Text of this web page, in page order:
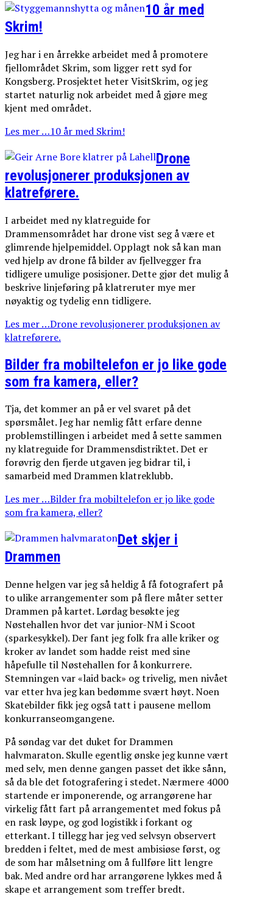
10 år med
Skrim!
Jeg har i en årrekke arbeidet med å promotere
fjellområdet Skrim, som ligger rett syd for
Kongsberg. Prosjektet heter VisitSkrim, og jeg
startet naturlig nok arbeidet med å gjøre meg
kjent med området.
Les mer …10 år med Skrim!
Drone
revolusjonerer produksjonen av
klatreførere.
I arbeidet med ny klatreguide for
Drammensområdet har drone vist seg å være et
glimrende hjelpemiddel. Opplagt nok så kan man
ved hjelp av drone få bilder av fjellvegger fra
tidligere umulige posisjoner. Dette gjør det mulig å
beskrive linjeføring på klatreruter mye mer
nøyaktig og tydelig enn tidligere.
Les mer …Drone revolusjonerer produksjonen av
klatreførere.
Bilder fra mobiltelefon er jo like gode
som fra kamera, eller?
Tja, det kommer an på er vel svaret på det
spørsmålet. Jeg har nemlig fått erfare denne
problemstillingen i arbeidet med å sette sammen
ny klatreguide for Drammensdistriktet. Det er
forøvrig den fjerde utgaven jeg bidrar til, i
samarbeid med Drammen klatreklubb.
Les mer …Bilder fra mobiltelefon er jo like gode
som fra kamera, eller?
Det skjer i
Drammen
Denne helgen var jeg så heldig å få fotografert på
to ulike arrangementer som på flere måter setter
Drammen på kartet. Lørdag besøkte jeg
Nøstehallen hvor det var junior-NM i Scoot
(sparkesykkel). Der fant jeg folk fra alle kriker og
kroker av landet som hadde reist med sine
håpefulle til Nøstehallen for å konkurrere.
Stemningen var «laid back» og trivelig, men nivået
var etter hva jeg kan bedømme svært høyt. Noen
Skatebilder fikk jeg også tatt i pausene mellom
konkurranseomgangene.
På søndag var det duket for Drammen
halvmaraton. Skulle egentlig ønske jeg kunne vært
med selv, men denne gangen passet det ikke sånn,
så da ble det fotografering i stedet. Nærmere 4000
startende er imponerende, og arrangørene har
virkelig fått fart på arrangementet med fokus på
en rask løype, og god logistikk i forkant og
etterkant. I tillegg har jeg ved selvsyn observert
bredden i feltet, med de mest ambisiøse først, og
de som har målsetning om å fullføre litt lengre
bak. Med andre ord har arrangørene lykkes med å
skape et arrangement som treffer bredt.